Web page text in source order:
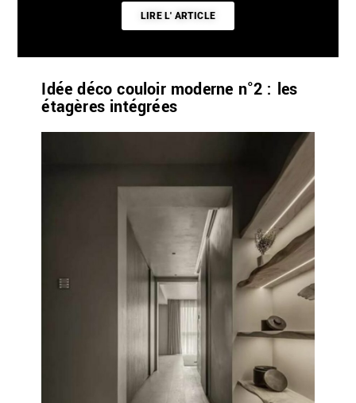
LIRE L' ARTICLE
Idée déco couloir moderne n°2 : les
étagères intégrées